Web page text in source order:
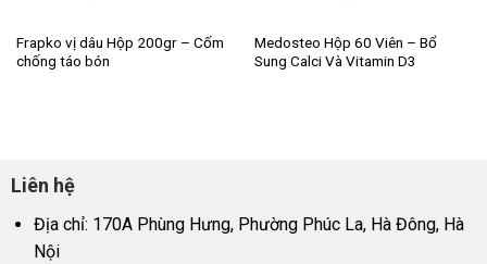
Frapko vị dâu Hộp 200gr – Cốm
chống táo bón
Medosteo Hộp 60 Viên – Bổ
Sung Calci Và Vitamin D3
Liên hệ
Địa chỉ: 170A Phùng Hưng, Phường Phúc La, Hà Đông, Hà
Nội